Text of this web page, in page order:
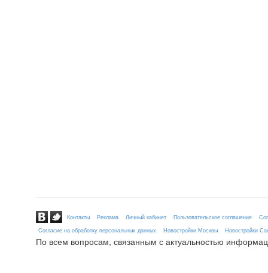
Контакты Реклама Личный кабинет Пользовательское соглашение
Согласие на обработку персональных данных
Новостройки Москвы Новостройки
По всем вопросам, связанным с актуальностью